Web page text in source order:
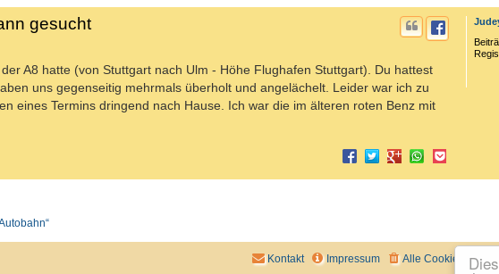
gesucht
A8 hatte (von Stuttgart nach Ulm - Höhe Flughafen Stuttgart). Du hattest
uns gegenseitig mehrmals überholt und angelächelt. Leider war ich zu
eines Termins dringend nach Hause. Ich war die im älteren roten Benz mit
Alle Cookies
Impressum
Kontakt